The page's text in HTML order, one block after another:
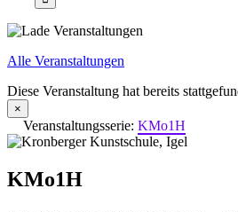
Alle Veranstaltungen
Diese Veranstaltung hat bereits
×
Veranstaltungsserie: KMo1H
KMo1H